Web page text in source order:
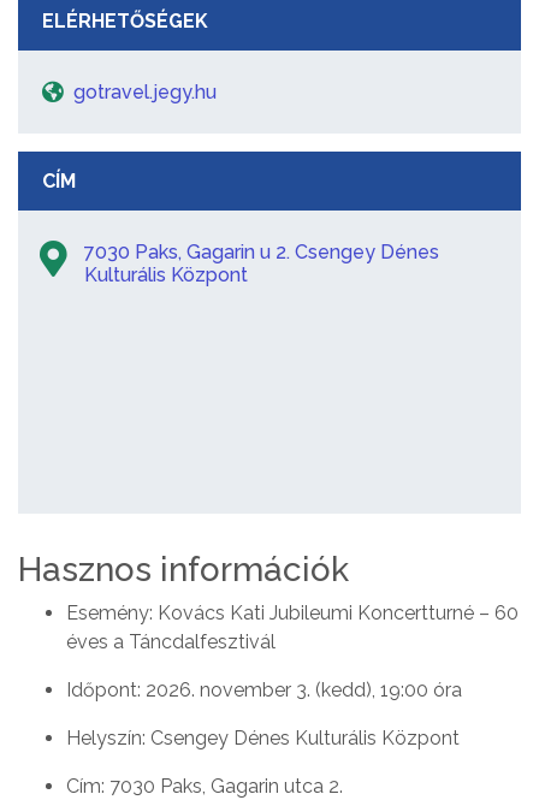
ELÉRHETŐSÉGEK
gotravel.jegy.hu
CÍM
7030 Paks, Gagarin u 2. Csengey Dénes
Kulturális Központ
Hasznos információk
Esemény: Kovács Kati Jubileumi Koncertturné – 60
éves a Táncdalfesztivál
Időpont: 2026. november 3. (kedd), 19:00 óra
Helyszín: Csengey Dénes Kulturális Központ
Cím: 7030 Paks, Gagarin utca 2.